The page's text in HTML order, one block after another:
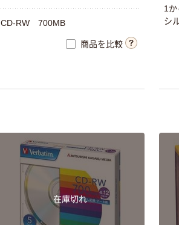
CD-RW 700MB
商品を比較
1
シ
在庫切れ